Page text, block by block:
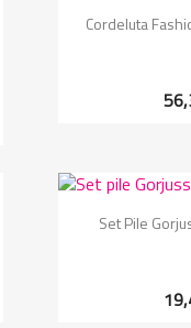

Cordeluta

Set Pile